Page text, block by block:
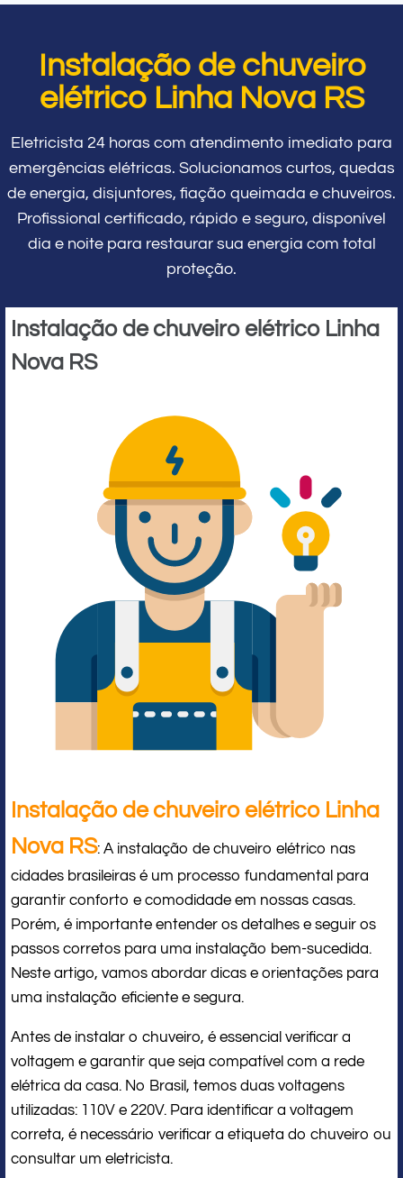
Instalação de chuveiro
elétrico Linha Nova RS
Eletricista 24 horas com atendimento imediato para
emergências elétricas. Solucionamos curtos, quedas
de energia, disjuntores, fiação queimada e chuveiros.
Profissional certificado, rápido e seguro, disponível
dia e noite para restaurar sua energia com total
proteção.
Instalação de chuveiro elétrico Linha
Nova RS
Instalação de chuveiro elétrico Linha
Nova RS: A instalação de chuveiro elétrico nas
cidades brasileiras é um processo fundamental para
garantir conforto e comodidade em nossas casas.
Porém, é importante entender os detalhes e seguir os
passos corretos para uma instalação bem-sucedida.
Neste artigo, vamos abordar dicas e orientações para
uma instalação eficiente e segura.
Antes de instalar o chuveiro, é essencial verificar a
voltagem e garantir que seja compatível com a rede
elétrica da casa. No Brasil, temos duas voltagens
utilizadas: 110V e 220V. Para identificar a voltagem
correta, é necessário verificar a etiqueta do chuveiro ou
consultar um eletricista.